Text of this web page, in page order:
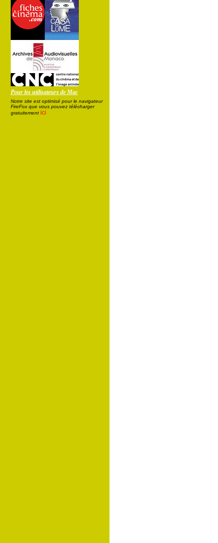
Pour les utilisateurs de Mac
Notre site est optimisé pour le navigateur
FireFox que vous pouvez télécharger
gratuitement ici